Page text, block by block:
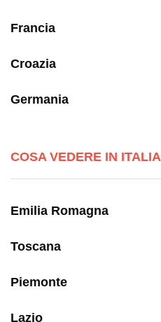
Francia
Croazia
Germania
COSA VEDERE IN ITALIA
Emilia Romagna
Toscana
Piemonte
Lazio